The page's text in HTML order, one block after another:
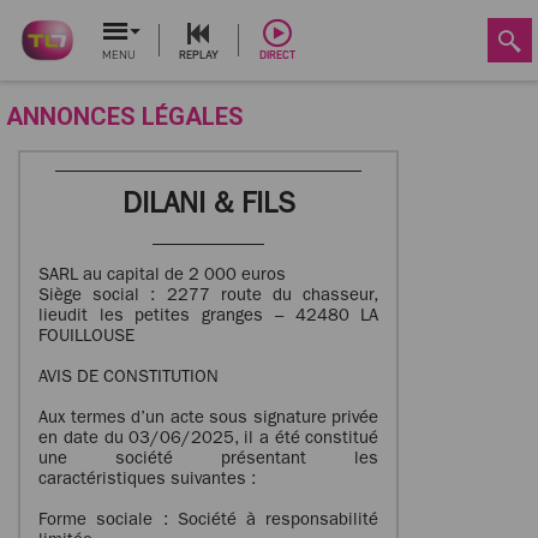
MENU REPLAY DIRECT
ANNONCES LÉGALES
DILANI & FILS
SARL au capital de 2 000 euros
Siège social : 2277 route du chasseur,
lieudit les petites granges – 42480 LA
FOUILLOUSE
AVIS DE CONSTITUTION
Aux termes d’un acte sous signature privée
en date du 03/06/2025, il a été constitué
une société présentant les
caractéristiques suivantes :
Forme sociale : Société à responsabilité